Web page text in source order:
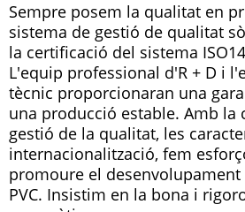
Sempre posem la qualitat en
sistema de gestió de qualitat
la certificació del sistema
L'equip professional d'R + D i
tècnic proporcionaran una
una producció estable. Amb la
gestió de la qualitat, les
internacionalització, fem
promoure el
PVC. Insistim en la bona i